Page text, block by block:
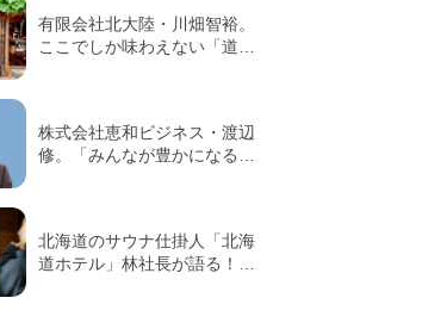
有限会社北大陸・川畑智裕。
ここでしか味わえない「道…
株式会社恵和ビジネス・渡辺
修。「みんなが豊かになる…
北海道のサウナ仕掛人「北海
道ホテル」林社長が語る！…